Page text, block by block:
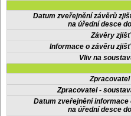
Datum zveřejnění závěrů
na úřední desce
Závěry
Informace o závěru
Vliv na
Zpracovatel -
Datum zveřejnění informace
na úřední desce